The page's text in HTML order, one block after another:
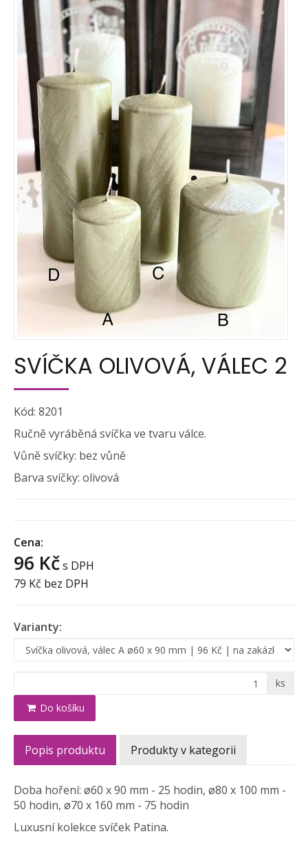
SVÍČKA OLIVOVÁ, VÁLEC 2
Kód: 8201
Ručně vyráběná svíčka ve tvaru válce.
Vůně svíčky: bez vůně
Barva svíčky: olivová
Cena:
96 Kčs DPH
79 Kč bez DPH
Varianty:
ks
Do košíku
Popis produktu Produkty v kategorii
Doba hoření: ø60 x 90 mm - 25 hodin, ø80 x 100 mm -
50 hodin, ø70 x 160 mm - 75 hodin
Luxusní kolekce svíček Patina.